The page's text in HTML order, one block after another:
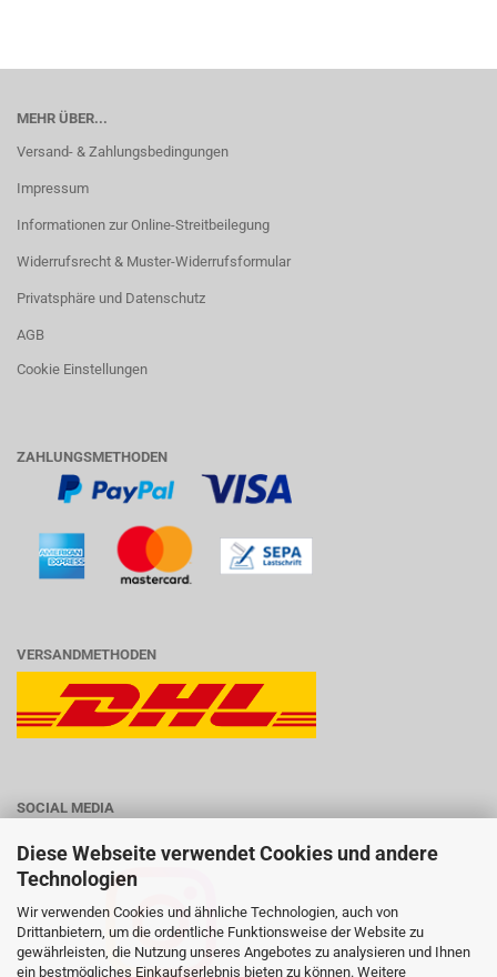
Diese Webseite verwendet Cookies und andere
Technologien
Wir verwenden Cookies und ähnliche Technologien, auch von
Drittanbietern, um die ordentliche Funktionsweise der Website zu
gewährleisten, die Nutzung unseres Angebotes zu analysieren und Ihnen
ein bestmögliches Einkaufserlebnis bieten zu können. Weitere
MEHR ÜBER...
Versand- & Zahlungsbedingungen
Impressum
Informationen zur Online-Streitbeilegung
Widerrufsrecht & Muster-Widerrufsformular
Privatsphäre und Datenschutz
AGB
Cookie Einstellungen
ZAHLUNGSMETHODEN
VERSANDMETHODEN
SOCIAL MEDIA